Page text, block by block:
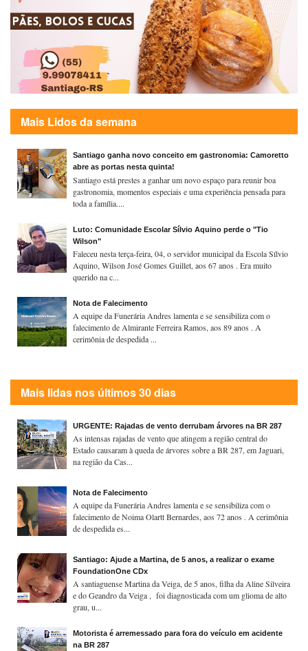
Mais Lidos da semana
Santiago ganha novo conceito em gastronomia: Camoretto
abre as portas nesta quinta!
Santiago está prestes a ganhar um novo espaço para reunir boa
gastronomia, momentos especiais e uma experiência pensada para
toda a família....
Luto: Comunidade Escolar Sílvio Aquino perde o "Tio
Wilson"
Faleceu nesta terça-feira, 04, o servidor municipal da Escola Sílvio
Aquino, Wilson José Gomes Guillet, aos 67 anos . Era muito
querido na c...
Nota de Falecimento
A equipe da Funerária Andres lamenta e se sensibiliza com o
falecimento de Almirante Ferreira Ramos, aos 89 anos . A
cerimônia de despedida ...
Mais lidas nos últimos 30 dias
URGENTE: Rajadas de vento derrubam árvores na BR 287
As intensas rajadas de vento que atingem a região central do
Estado causaram à queda de árvores sobre a BR 287, em Jaguari,
na região da Cas...
Nota de Falecimento
A equipe da Funerária Andres lamenta e se sensibiliza com o
falecimento de Noima Olartt Bernardes, aos 72 anos . A cerimônia
de despedida es...
Santiago: Ajude a Martina, de 5 anos, a realizar o exame
FoundationOne CDx
A santiaguense Martina da Veiga, de 5 anos, filha da Aline Silveira
e do Geandro da Veiga , foi diagnosticada com um glioma de alto
grau, u...
Motorista é arremessado para fora do veículo em acidente
na BR 287